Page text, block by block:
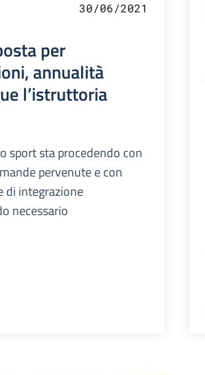
30/06/2021
per
annualità
l’istruttoria
sport sta procedendo con
pervenute e con
di integrazione
necessario